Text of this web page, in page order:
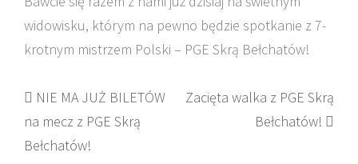
widowisku, którym na pewno będzie spotkanie z 7-
krotnym mistrzem Polski – PGE Skrą Bełchatów!
Post
navigation
NIE MA JUŻ BILETÓW
na mecz z PGE Skrą
Bełchatów!
Zacięta walka z PGE Skrą
Bełchatów!